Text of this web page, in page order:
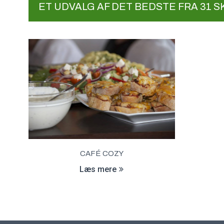
ET UDVALG AF DET BEDSTE FRA 31
CAFÉ COZY
Læs mere